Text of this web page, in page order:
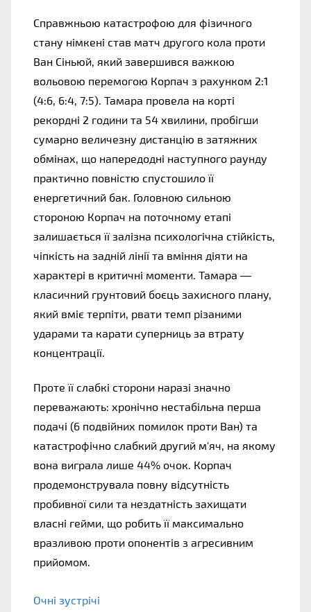
Справжньою катастрофою для фізичного
стану німкені став матч другого кола проти
Ван Сіньюй, який завершився важкою
вольовою перемогою Корпач з рахунком 2:1
(4:6, 6:4, 7:5). Тамара провела на корті
рекордні 2 години та 54 хвилини, пробігши
сумарно величезну дистанцію в затяжних
обмінах, що напередодні наступного раунду
практично повністю спустошило її
енергетичний бак. Головною сильною
стороною Корпач на поточному етапі
залишається її залізна психологічна стійкість,
чіпкість на задній лінії та вміння діяти на
характері в критичні моменти. Тамара —
класичний грунтовий боєць захисного плану,
який вміє терпіти, рвати темп різаними
ударами та карати суперниць за втрату
концентрації.
Проте її слабкі сторони наразі значно
переважають: хронічно нестабільна перша
подачі (6 подвійних помилок проти Ван) та
катастрофічно слабкий другий м'яч, на якому
вона виграла лише 44% очок. Корпач
продемонструвала повну відсутність
пробивної сили та нездатність захищати
власні гейми, що робить її максимально
вразливою проти опонентів з агресивним
прийомом.
Очні зустрічі